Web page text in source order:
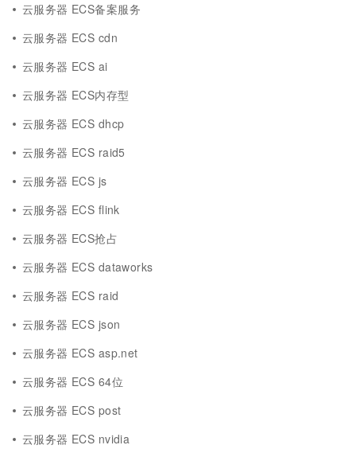
云服务器 ECS备案服务
云服务器 ECS cdn
云服务器 ECS ai
云服务器 ECS内存型
云服务器 ECS dhcp
云服务器 ECS raid5
云服务器 ECS js
云服务器 ECS flink
云服务器 ECS抢占
云服务器 ECS dataworks
云服务器 ECS raid
云服务器 ECS json
云服务器 ECS asp.net
云服务器 ECS 64位
云服务器 ECS post
云服务器 ECS nvidia